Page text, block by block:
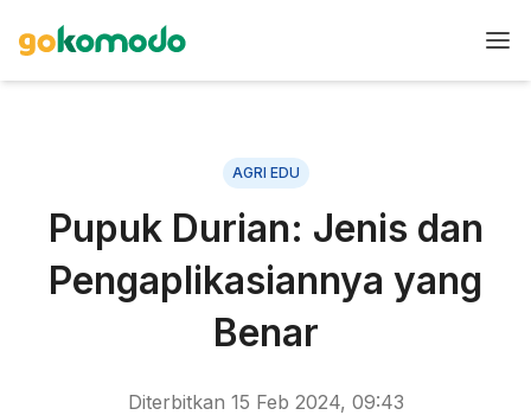
AGRI EDU
Pupuk Durian: Jenis dan
Pengaplikasiannya yang
Benar
Diterbitkan 15 Feb 2024, 09:43